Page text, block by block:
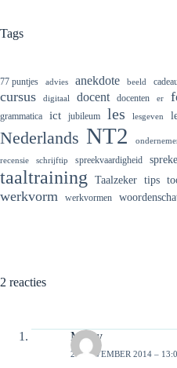
Tags
77 puntjes advies anekdote beeld
cursus digitaal docent docenten er
grammatica ict jubileum les lesgeven
Nederlands NT2
recensie schrijftip spreekvaardigheid
taaltraining Taalzeker tips
werkvorm werkvormen
2 reacties
Micky
28 NOVEMBER 2014 –